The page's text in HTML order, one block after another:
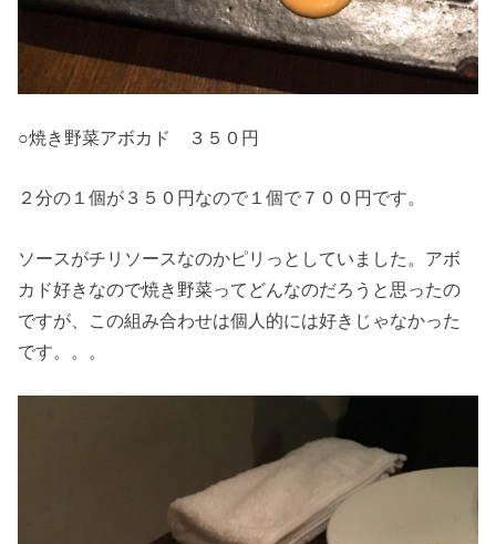
○焼き野菜アボカド ３５０円
２分の１個が３５０円なので１個で７００円です。
ソースがチリソースなのかピリっとしていました。アボ
カド好きなので焼き野菜ってどんなのだろうと思ったの
ですが、この組み合わせは個人的には好きじゃなかった
です。。。